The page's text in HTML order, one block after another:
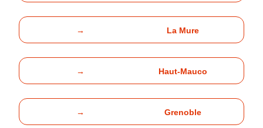
→ La Mure
→ Haut-Mauco
→ Grenoble